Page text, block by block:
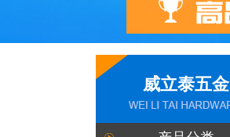
威立泰五金